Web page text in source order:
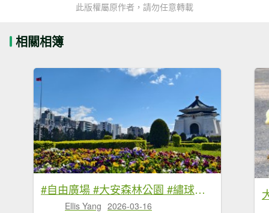
此版權屬原作者，請勿任意轉載
相關相簿
#自由廣場 #大安森林公園 #繡球花 #杜鵑 3/16
Ellis Yang 2026-03-16